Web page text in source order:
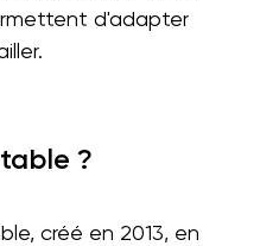
d'adapter
?
créé en 2013, en